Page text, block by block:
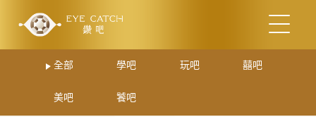
全部 學吧 玩吧 囍吧
美吧 饕吧